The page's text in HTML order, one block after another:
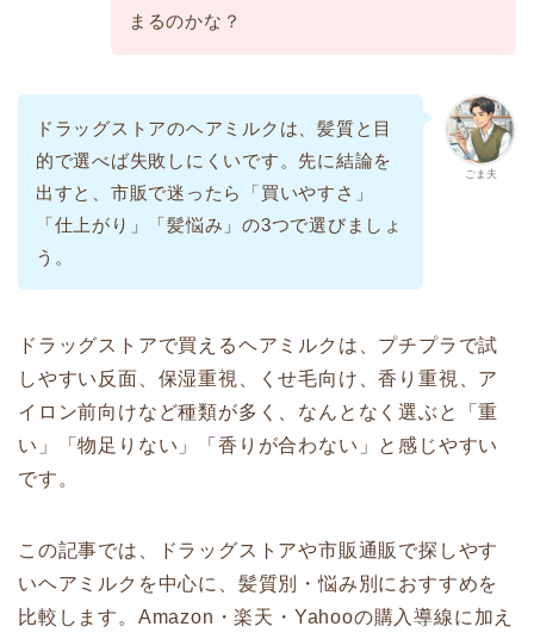
まるのかな？
ごま夫
ドラッグストアのヘアミルクは、髪質と目
的で選べば失敗しにくいです。先に結論を
出すと、市販で迷ったら「買いやすさ」
「仕上がり」「髪悩み」の3つで選びましょ
う。
ドラッグストアで買えるヘアミルクは、プチプラで試
しやすい反面、保湿重視、くせ毛向け、香り重視、ア
イロン前向けなど種類が多く、なんとなく選ぶと「重
い」「物足りない」「香りが合わない」と感じやすい
です。
この記事では、ドラッグストアや市販通販で探しやす
いヘアミルクを中心に、髪質別・悩み別におすすめを
比較します。Amazon・楽天・Yahooの購入導線に加え